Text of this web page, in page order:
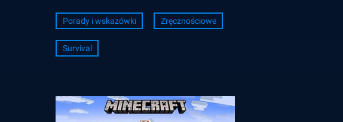
Porady i wskazówki Zręcznościowe
Survival